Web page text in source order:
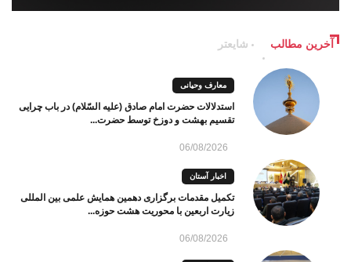
آخرین مطالب شایعتر
معارف وحیانی
استدلالات حضرت امام صادق (علیه السّلام) در باب چرایی
تقسیم بهشت و دوزخ توسط حضرت...
06/08/2026
اخبار آستان
تکمیل مقدمات برگزاری دهمین همایش علمی بین المللی
زیارت اربعین با محوریت هشت حوزه...
06/08/2026